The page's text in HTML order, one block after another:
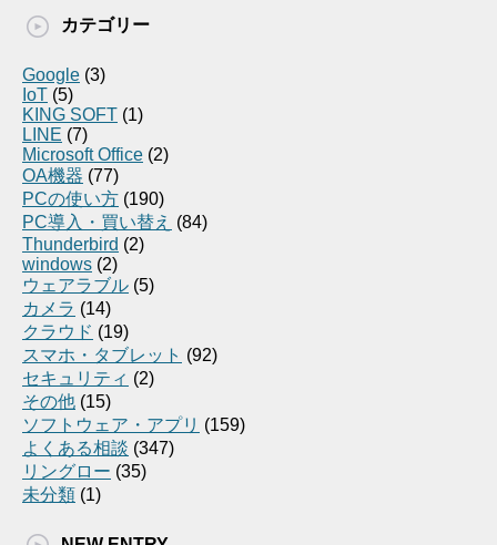
カテゴリー
Google (3)
IoT (5)
KING SOFT (1)
LINE (7)
Microsoft Office (2)
OA機器 (77)
PCの使い方 (190)
PC導入・買い替え (84)
Thunderbird (2)
windows (2)
ウェアラブル (5)
カメラ (14)
クラウド (19)
スマホ・タブレット (92)
セキュリティ (2)
その他 (15)
ソフトウェア・アプリ (159)
よくある相談 (347)
リングロー (35)
未分類 (1)